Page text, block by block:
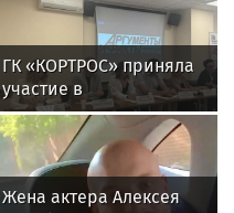
ГК «КОРТРОС» приняла
участие в
пресс‑конференции о
развитии строительной
отрасли в Челябинске
Жена актера Алексея